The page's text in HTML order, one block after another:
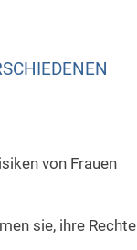
von Frauen
sie, ihre Rechte